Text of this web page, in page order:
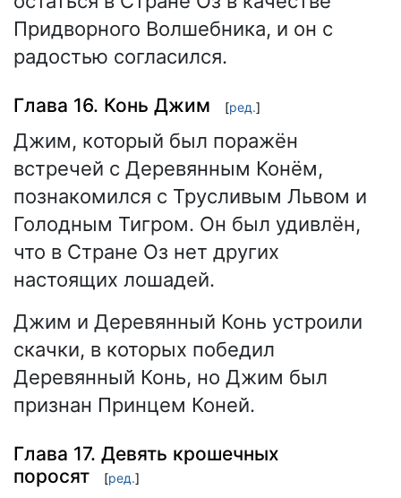
Придворного Волшебника, и он с
радостью согласился.
Глава 16. Конь Джим [ред.]
Джим, который был поражён
встречей с Деревянным Конём,
познакомился с Трусливым Львом и
Голодным Тигром. Он был удивлён,
что в Стране Оз нет других
настоящих лошадей.
Джим и Деревянный Конь устроили
скачки, в которых победил
Деревянный Конь, но Джим был
признан Принцем Коней.
Глава 17. Девять крошечных
поросят
[ред.]